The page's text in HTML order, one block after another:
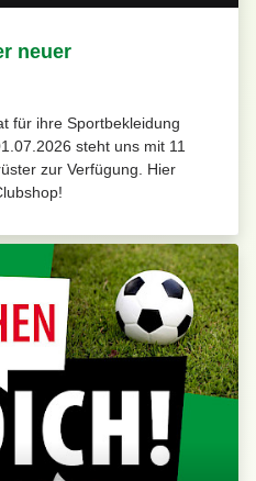
neuer
für ihre Sportbekleidung
steht uns mit 11
zur Verfügung. Hier